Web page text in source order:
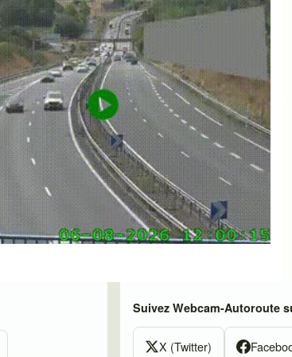
Suivez Webcam-Autoroute
X (Twitter)